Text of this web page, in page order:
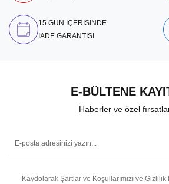
15 GÜN İÇERİSİNDE
İADE GARANTİSİ
E-BÜLTENE
Haberler ve özel
Kaydolarak Şartlar ve Koşullarımızı ve Gizlilik